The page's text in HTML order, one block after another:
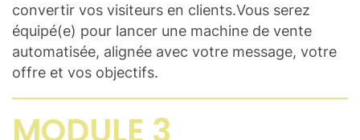
convertir vos visiteurs en clients.Vous serez
équipé(e) pour lancer une machine de vente
automatisée, alignée avec votre message, votre
offre et vos objectifs.